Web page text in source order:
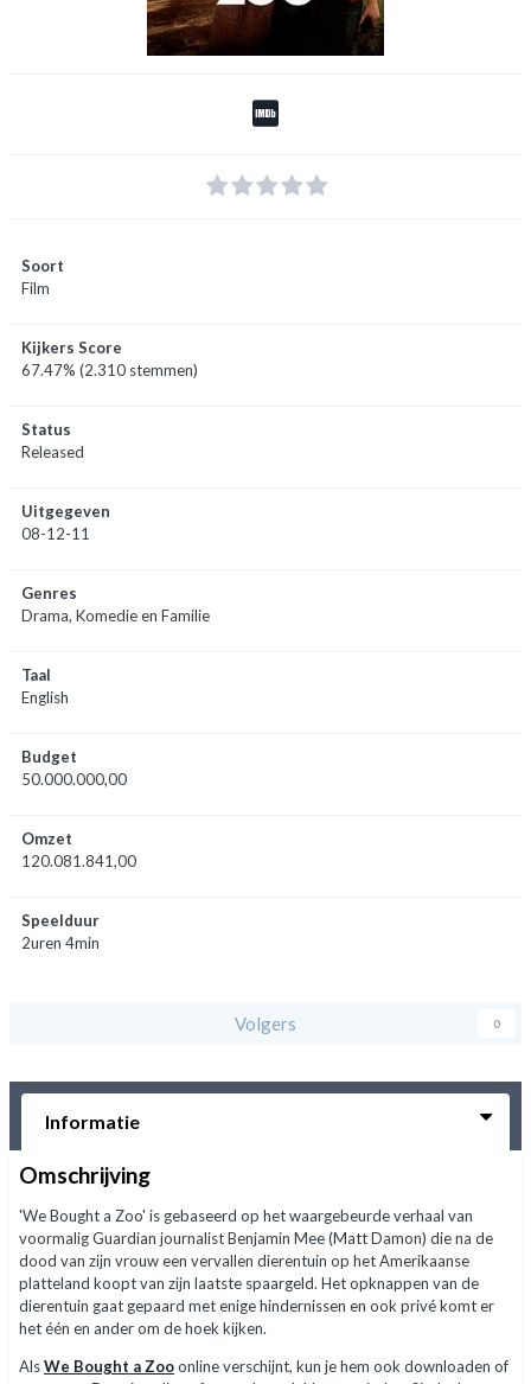
Soort
Film
Kijkers Score
67.47% (2.310 stemmen)
Status
Released
Uitgegeven
08-12-11
Genres
Drama, Komedie en Familie
Taal
English
Budget
50.000.000,00
Omzet
120.081.841,00
Speelduur
2uren 4min
Volgers 0
Informatie
Omschrijving
'We Bought a Zoo' is gebaseerd op het waargebeurde verhaal van
voormalig Guardian journalist Benjamin Mee (Matt Damon) die na de
dood van zijn vrouw een vervallen dierentuin op het Amerikaanse
platteland koopt van zijn laatste spaargeld. Het opknappen van de
dierentuin gaat gepaard met enige hindernissen en ook privé komt er
het één en ander om de hoek kijken.
AlsWe Bought a Zooonline verschijnt, kun je hem ook downloaden of